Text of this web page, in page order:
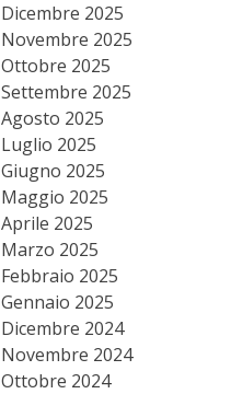
Dicembre 2025
Novembre 2025
Ottobre 2025
Settembre 2025
Agosto 2025
Luglio 2025
Giugno 2025
Maggio 2025
Aprile 2025
Marzo 2025
Febbraio 2025
Gennaio 2025
Dicembre 2024
Novembre 2024
Ottobre 2024